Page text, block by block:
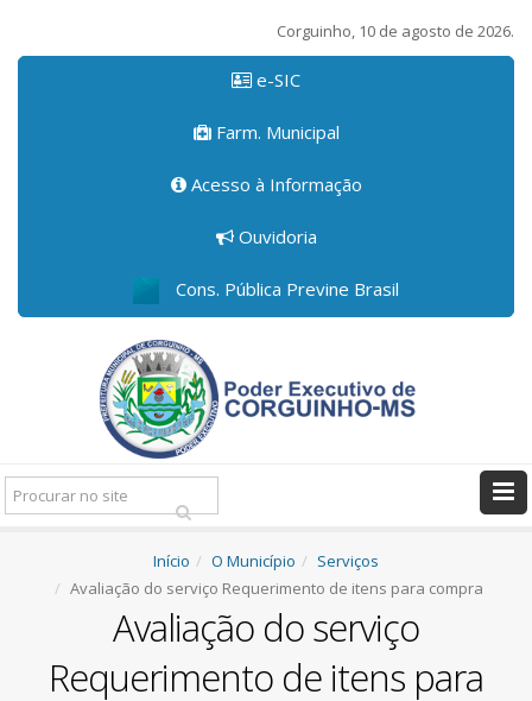
Corguinho, 10 de agosto de 2026.
e-SIC
Farm. Municipal
Acesso à Informação
Ouvidoria
Cons. Pública Previne Brasil
Pesquisar:
Início O Município
Serviços
Avaliação do serviço Requerimento de itens para compra
Avaliação do serviço
Requerimento de itens para